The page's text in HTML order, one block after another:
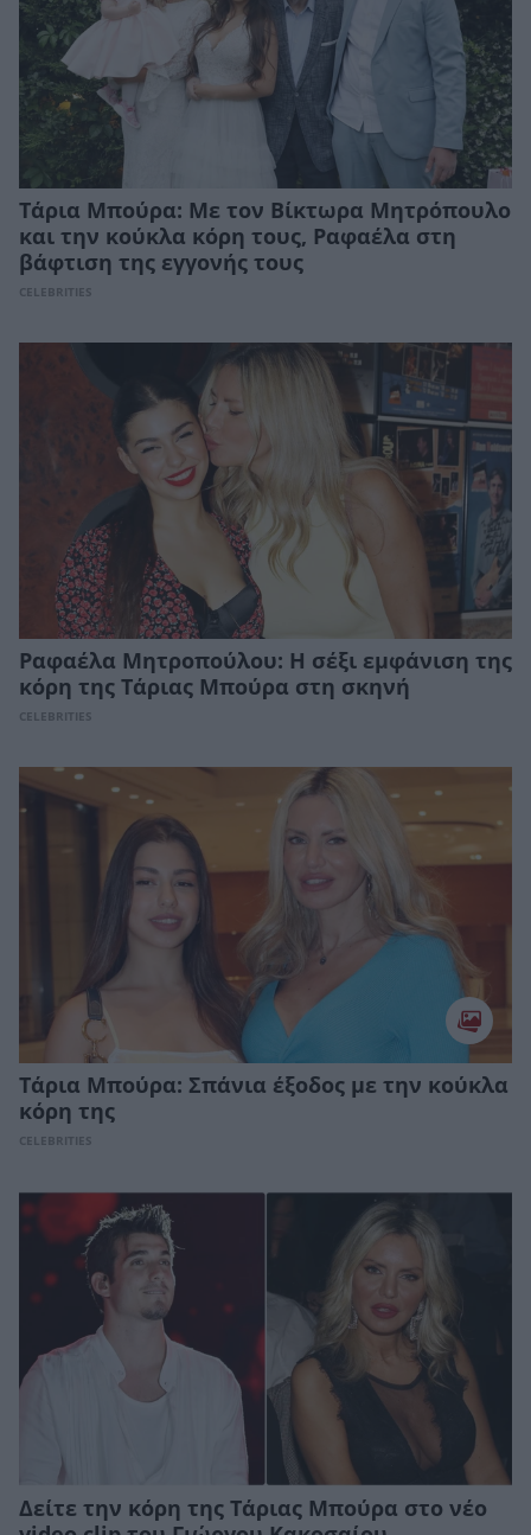
Τάρια Μπούρα: Με τον Βίκτωρα Μητρόπουλο
και την κούκλα κόρη τους, Ραφαέλα στη
βάφτιση της εγγονής τους
CELEBRITIES
Ραφαέλα Μητροπούλου: Η σέξι εμφάνιση της
κόρη της Τάριας Μπούρα στη σκηνή
CELEBRITIES
Τάρια Μπούρα: Σπάνια έξοδος με την κούκλα
κόρη της
CELEBRITIES
Δείτε την κόρη της Τάριας Μπούρα στο νέο